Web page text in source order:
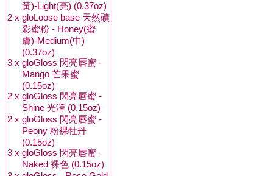
黃)-Light(亮) (0.37oz)
2 x gloLoose base 天然礦
彩蜜粉 - Honey(蜜
膚)-Medium(中)
(0.37oz)
3 x gloGloss 閃亮唇蜜 -
Mango 芒果蜜
(0.15oz)
2 x gloGloss 閃亮唇蜜 -
Shine 光澤 (0.15oz)
2 x gloGloss 閃亮唇蜜 -
Peony 粉裸牡丹
(0.15oz)
3 x gloGloss 閃亮唇蜜 -
Naked 裸色 (0.15oz)